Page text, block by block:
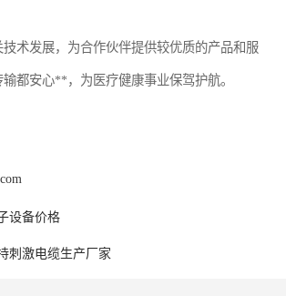
术发展，为合作伙伴提供较优质的产品和服
都安心**，为医疗健康事业保驾护航。
设备价格
刺激电缆生产厂家